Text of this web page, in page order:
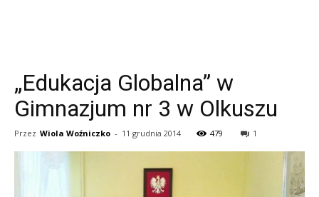
„Edukacja Globalna” w
Gimnazjum nr 3 w Olkuszu
Przez Wiola Woźniczko - 11 grudnia 2014 479 1